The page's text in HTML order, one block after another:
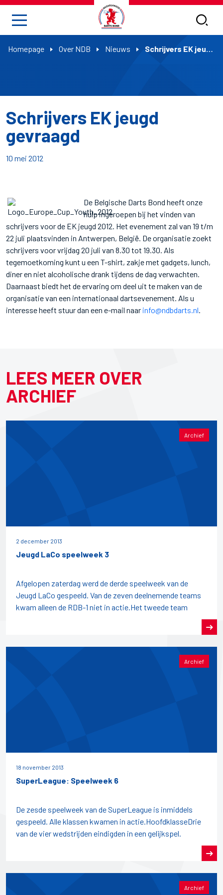
Homepage Over NDB Nieuws Schrijvers EK jeugd gevraagd
Schrijvers EK jeugd
gevraagd
10 mei 2012
De Belgische Darts Bond heeft onze
hulp ingeroepen bij het vinden van
schrijvers voor de EK jeugd 2012. Het evenement zal van 19 t/m
22 juli plaatsvinden in Antwerpen, België. De organisatie zoekt
schrijvers voor vrijdag 20 juli van 8.30 tot 19.30. Als
tegemoetkoming kunt u een T-shirt, zakje met gadgets, lunch,
diner en niet alcoholische drank tijdens de dag verwachten.
Daarnaast biedt het de ervaring om deel uit te maken van de
organisatie van een internationaal dartsevenement. Als u
interesse heeft stuur dan een e-mail naar info@ndbdarts.nl.
LEES MEER OVER
ARCHIEF
Archief
2 december 2013
Jeugd LaCo speelweek 3
Afgelopen zaterdag werd de derde speelweek van de
Jeugd LaCo gespeeld. Van de zeven deelnemende teams
kwam alleen de RDB-1 niet in actie.Het tweede team
Archief
18 november 2013
SuperLeague: Speelweek 6
De zesde speelweek van de SuperLeague is inmiddels
gespeeld. Alle klassen kwamen in actie.HoofdklasseDrie
van de vier wedstrijden eindigden in een gelijkspel.
Archief